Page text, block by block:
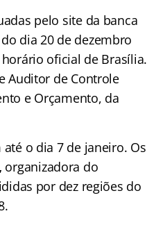
pelo site da banca
dia 20 de dezembro
oficial de Brasília.
Auditor de Controle
e Orçamento, da
o dia 7 de janeiro. Os
organizadora do
por dez regiões do